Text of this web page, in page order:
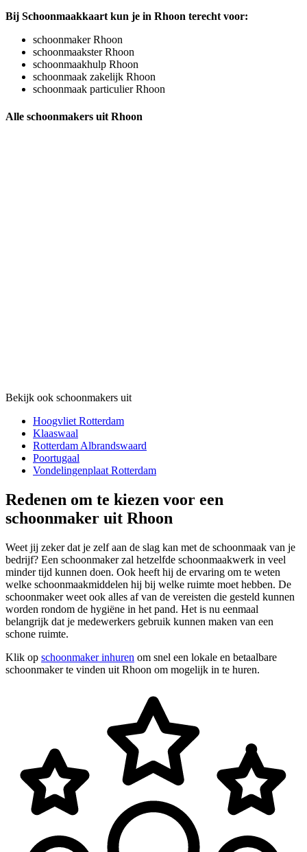
Bij Schoonmaakkaart kun je in Rhoon terecht voor:
schoonmaker Rhoon
schoonmaakster Rhoon
schoonmaakhulp Rhoon
schoonmaak zakelijk Rhoon
schoonmaak particulier Rhoon
Alle schoonmakers uit Rhoon
Bekijk ook schoonmakers uit
Hoogvliet Rotterdam
Klaaswaal
Rotterdam Albrandswaard
Poortugaal
Vondelingenplaat Rotterdam
Redenen om te kiezen voor een
schoonmaker uit Rhoon
Weet jij zeker dat je zelf aan de slag kan met de schoonmaak van je
bedrijf? Een schoonmaker zal hetzelfde schoonmaakwerk in veel
minder tijd kunnen doen. Ook heeft hij de ervaring om te weten
welke schoonmaakmiddelen hij bij welke ruimte moet hebben. De
schoonmaker weet ook alles af van de vereisten die gesteld kunnen
worden rondom de hygiëne in het pand. Het is nu eenmaal
belangrijk dat je medewerkers gebruik kunnen maken van een
schone ruimte.
Klik op schoonmaker inhuren om snel een lokale en betaalbare
schoonmaker te vinden uit Rhoon om mogelijk in te huren.